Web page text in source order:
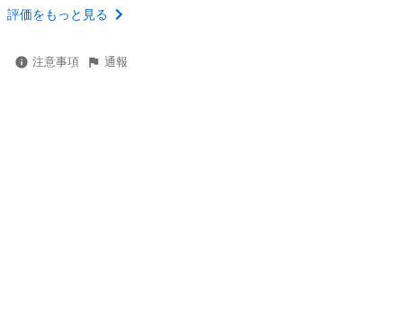
評価をもっと見る
注意事項 通報